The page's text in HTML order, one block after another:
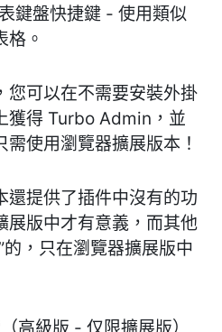
鍵盤快捷鍵 - 使用類似
。
您可以在不需要安裝外掛
獲得 Turbo Admin，並
使用瀏覽器擴展版本！
還提供了插件中沒有的功
展版中才有意義，而其他
，只在瀏覽器擴展版中
高級版 - 仅限擴展版）